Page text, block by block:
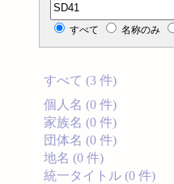
分類記号検索
すべて 名称のみ
すべて (3 件)
個人名 (0 件)
家族名 (0 件)
団体名 (0 件)
地名 (0 件)
統一タイトル (0 件)